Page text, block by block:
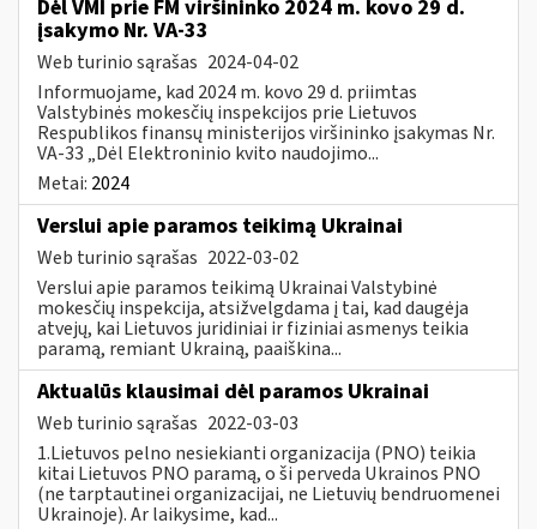
Dėl VMI prie FM viršininko 2024 m. kovo 29 d.
įsakymo Nr. VA-33
Web turinio sąrašas 2024-04-02
Informuojame, kad 2024 m. kovo 29 d. priimtas
Valstybinės mokesčių inspekcijos prie Lietuvos
Respublikos finansų ministerijos viršininko įsakymas Nr.
VA-33 „Dėl Elektroninio kvito naudojimo...
Metai: 2024
Verslui apie paramos teikimą Ukrainai
Web turinio sąrašas 2022-03-02
Verslui apie paramos teikimą Ukrainai Valstybinė
mokesčių inspekcija, atsižvelgdama į tai, kad daugėja
atvejų, kai Lietuvos juridiniai ir fiziniai asmenys teikia
paramą, remiant Ukrainą, paaiškina...
Aktualūs klausimai dėl paramos Ukrainai
Web turinio sąrašas 2022-03-03
1.Lietuvos pelno nesiekianti organizacija (PNO) teikia
kitai Lietuvos PNO paramą, o ši perveda Ukrainos PNO
(ne tarptautinei organizacijai, ne Lietuvių bendruomenei
Ukrainoje). Ar laikysime, kad...